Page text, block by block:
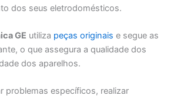
dos seus eletrodomésticos.
GE utiliza peças originais e segue as
o que assegura a qualidade dos
dos aparelhos.
problemas específicos, realizar